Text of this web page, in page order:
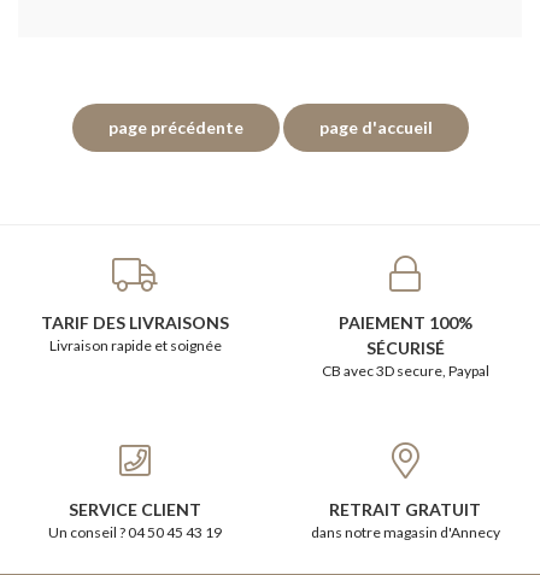
TARIF DES LIVRAISONS
Livraison rapide et soignée
PAIEMENT 100%
SÉCURISÉ
CB avec 3D secure, Paypal
SERVICE CLIENT
Un conseil ? 04 50 45 43 19
RETRAIT GRATUIT
dans notre magasin d'Annecy